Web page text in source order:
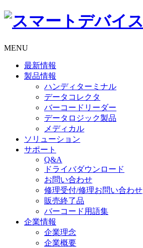
MENU
最新情報
製品情報
ハンディターミナル
データコレクタ
バーコードリーダー
データロジック製品
メディカル
ソリューション
サポート
Q&A
ドライバダウンロード
お問い合わせ
修理受付/修理お問い合わせ
販売終了品
バーコード用語集
企業情報
企業理念
企業概要